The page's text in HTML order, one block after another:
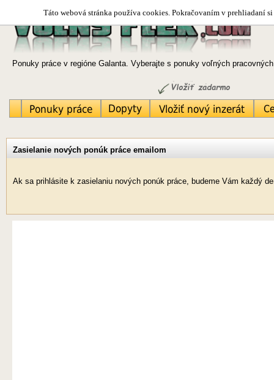
Táto webová stránka používa cookies. Pokračovaním v prehliadaní
Ponuky práce v regióne Galanta. Vyberajte s ponuky voľných
Zasielanie nových ponúk práce emailom
Ak sa prihlásite k zasielaniu nových ponúk práce, budeme Vám každý